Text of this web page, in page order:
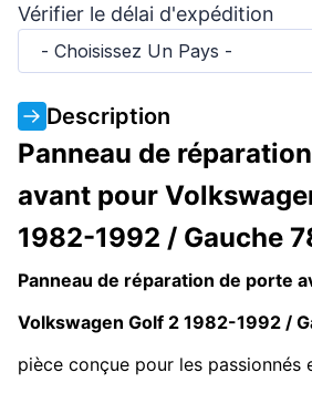
Vérifier le délai d'expédition
- Choisissez Un Pays -
Description
Panneau de
avant pour
1982-1992 / Gauche
Panneau de réparation de porte
Volkswagen Golf 2 1982-1992 /
pièce conçue pour les passionnés